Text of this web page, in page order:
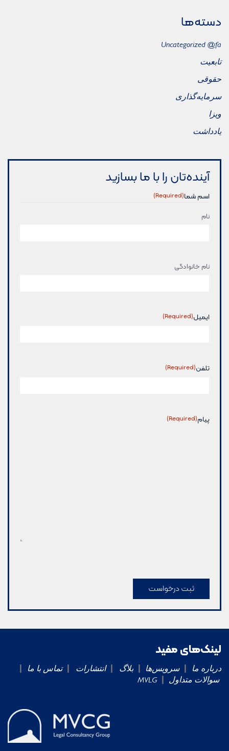
دسته‌ها
Uncategorized @fa
تابعیت
حقوقی
سرمایه‌گذاری
ویزا
یادداشت
آینده‌تان را با ما بسازید
اسم شما(Required)
نام
اسم(Required)
نام خانوادگی
ایمیل(Required)
تلفن(Required)
پیام(Required)
لینک‌های مفید
درباره ما |سرویس‌ها |بلاگ |انتشارات |تماس با ما
سوالات متداول |
MVLG